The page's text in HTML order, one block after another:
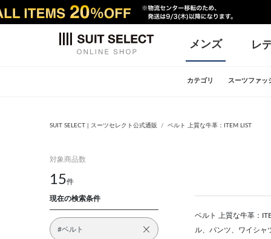
メンズ レ
カテゴリ スーツファッ
SUIT SELECT | スーツセレクト公式通販 ベルト 上質な牛革：ITEM LIST
対象商品数
15件
現在の検索条件
#ベルト
ベルト 上質な牛革：
ル、パンツ、ワイシャ